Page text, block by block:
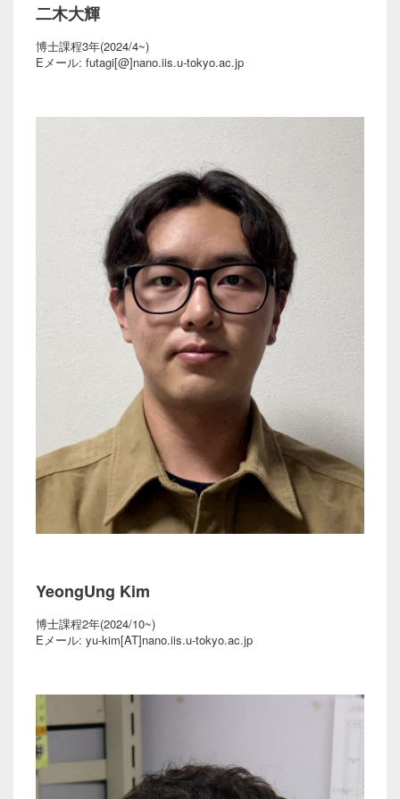
二木大輝
博士課程3年(2024/4~)
Eメール: futagi[@]nano.iis.u-tokyo.ac.jp
YeongUng Kim
博士課程2年(2024/10~)
Eメール: yu-kim[AT]nano.iis.u-tokyo.ac.jp